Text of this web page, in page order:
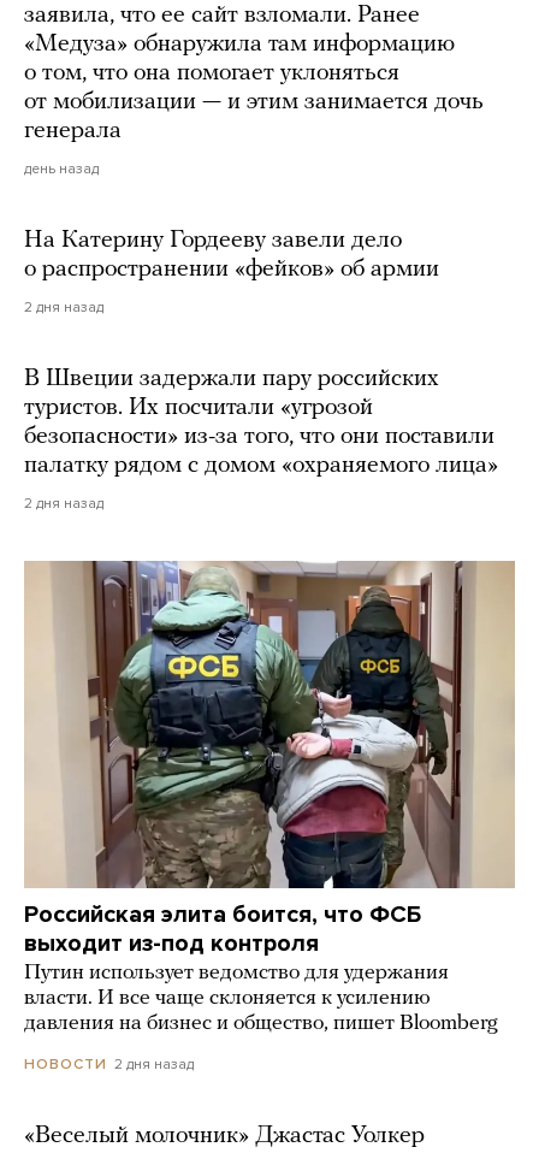
заявила, что ее сайт взломали. Ранее
«Медуза» обнаружила там информацию
о том, что она помогает уклоняться
от мобилизации — и этим занимается дочь
генерала
день назад
На Катерину Гордееву завели дело
о распространении «фейков» об армии
2 дня назад
В Швеции задержали пару российских
туристов. Их посчитали «угрозой
безопасности» из-за того, что они поставили
палатку рядом с домом «охраняемого лица»
2 дня назад
Российская элита боится, что ФСБ
выходит из-под контроля
Путин использует ведомство для удержания
власти. И все чаще склоняется к усилению
давления на бизнес и общество, пишет Bloomberg
НОВОСТИ 2 дня назад
«Веселый молочник» Джастас Уолкер